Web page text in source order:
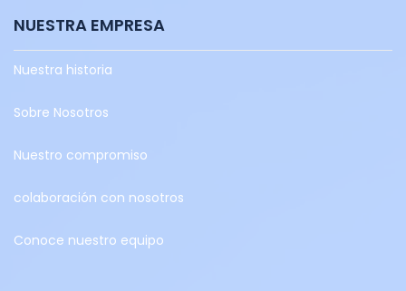
NUESTRA EMPRESA
Nuestra historia
Sobre Nosotros
Nuestro compromiso
colaboración con nosotros
Conoce nuestro equipo